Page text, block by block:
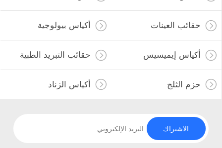
حقائب العينات أكياس بيولوجية
أكياس إيميسيس حقائب التبريد الطبية
حزم الثلج أكياس الزناد
الاشتراك